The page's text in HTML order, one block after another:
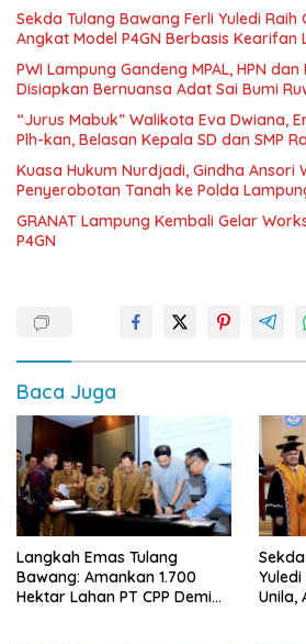
Sekda Tulang Bawang Ferli Yuledi Raih
Angkat Model P4GN Berbasis Kearifan
PWI Lampung Gandeng MPAL, HPN
Disiapkan Bernuansa Adat Sai Bumi
“Jurus Mabuk” Walikota Eva Dwiana,
Plh-kan, Belasan Kepala SD dan SMP
Kuasa Hukum Nurdjadi, Gindha Ansori
Penyerobotan Tanah ke Polda
GRANAT Lampung Kembali Gelar
P4GN
Baca Juga
Langkah Emas Tulang
Bawang: Amankan 1.700
Hektar Lahan PT CPP Demi
Unila,